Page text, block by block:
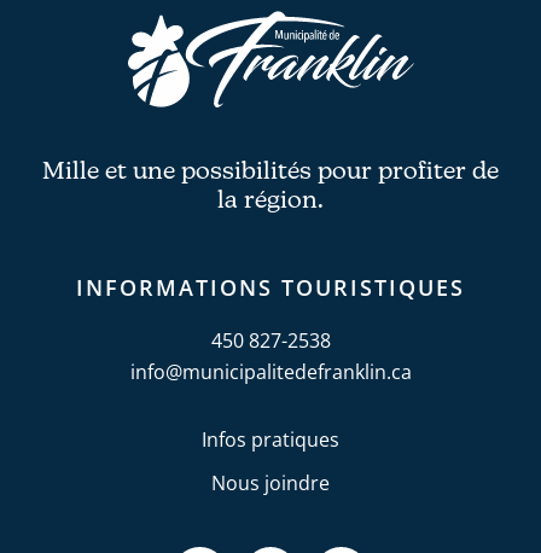
Mille et une possibilités pour profiter de
la région.
INFORMATIONS TOURISTIQUES
450 827-2538
info@municipalitedefranklin.ca
Infos pratiques
Nous joindre